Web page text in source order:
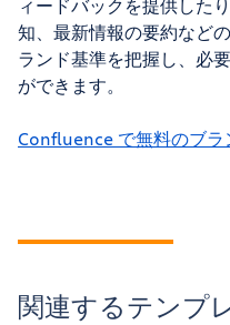
ィードバックを提供した
知、最新情報の要約など
ランド基準を把握し、必
ができます。
Confluence で無料のブラ
関連するテンプ